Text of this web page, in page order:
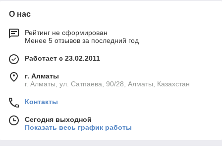
Монтаж вентиляционного выхода на
фальцевую кровлю.
О нас
Рейтинг не сформирован
Менее 5 отзывов за последний год
Работает с 23.02.2011
г. Алматы
г. Алматы, ул. Сатпаева, 90/28, Алматы, Казахстан
Контакты
Сегодня выходной
Показать весь график работы